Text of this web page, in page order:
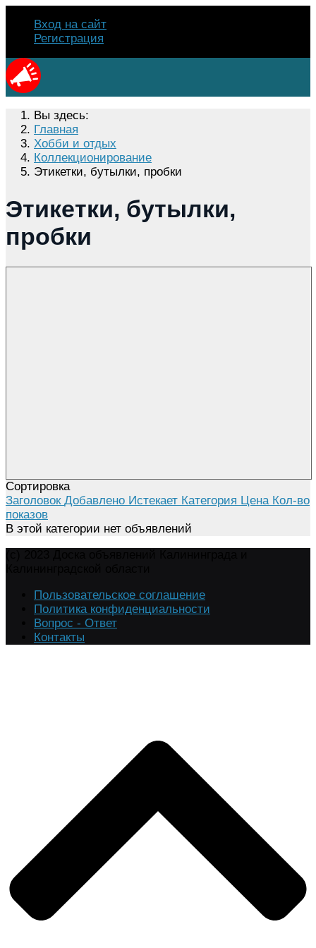
Вход на сайт
Регистрация
Вы здесь:
Главная
Хобби и отдых
Коллекционирование
Этикетки, бутылки, пробки
Этикетки, бутылки,
пробки
Сортировка
Заголовок Добавлено Истекает Категория Цена Кол-во
показов
В этой категории нет объявлений
Пользовательское соглашение
Политика конфиденциальности
Вопрос - Ответ
Контакты